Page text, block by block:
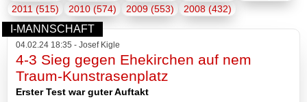
Volleyball
Stockschützen
Gymnastik
2011 (515)
2010 (574) 2009 (553) 2008 (432)
I-MANNSCHAFT
04.02.24 18:35 - Josef Kigle
4-3 Sieg gegen Ehekirchen auf nem
Traum-Kunstrasenplatz
Erster Test war guter Auftakt